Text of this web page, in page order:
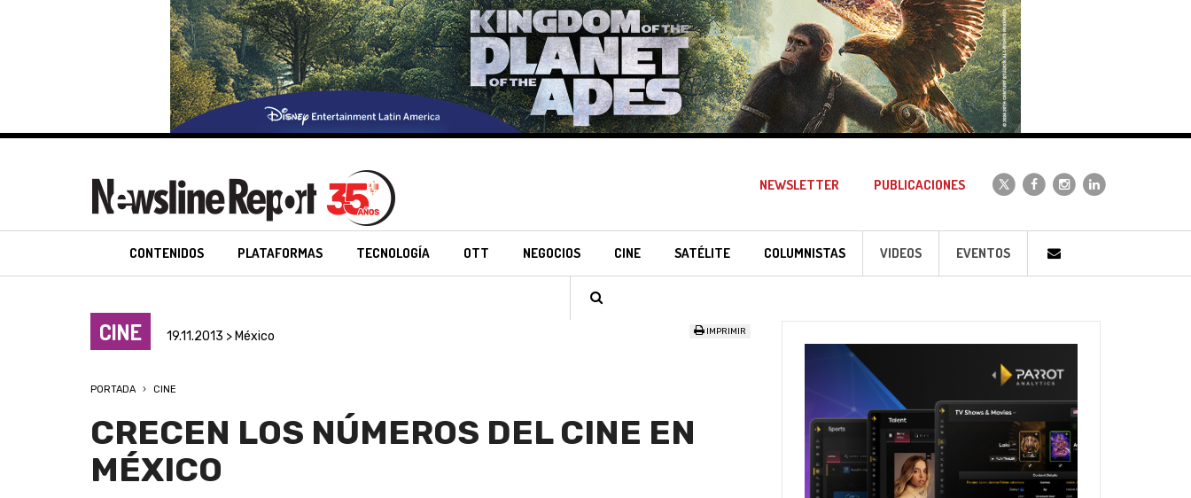
NEWSLETTER PUBLICACIONES
CONTENIDOS PLATAFORMAS TECNOLOGÍA OTT NEGOCIOS CINE SATÉLITE COLUMNISTAS VIDEOS EVENTOS
CINE 19.11.2013 > México IMPRIMIR
PORTADA CINE
CRECEN LOS NÚMEROS DEL CINE EN
MÉXICO